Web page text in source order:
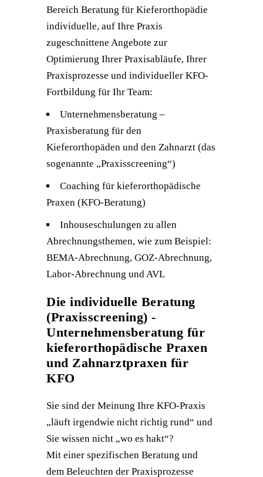
Bereich Beratung für Kieferorthopädie
individuelle, auf Ihre Praxis
zugeschnittene Angebote zur
Optimierung Ihrer Praxisabläufe, Ihrer
Praxisprozesse und individueller KFO-
Fortbildung für Ihr Team:
Unternehmensberatung –
Praxisberatung für den
Kieferorthopäden und den Zahnarzt (das
sogenannte „Praxisscreening“)
Coaching für kieferorthopädische
Praxen (KFO-Beratung)
Inhouseschulungen zu allen
Abrechnungsthemen, wie zum Beispiel:
BEMA-Abrechnung, GOZ-Abrechnung,
Labor-Abrechnung und AVL
Die individuelle Beratung
(Praxisscreening) -
Unternehmensberatung für
kieferorthopädische Praxen
und Zahnarztpraxen für
KFO
Sie sind der Meinung Ihre KFO-Praxis
„läuft irgendwie nicht richtig rund“ und
Sie wissen nicht „wo es hakt“?
Mit einer spezifischen Beratung und
dem Beleuchten der Praxisprozesse